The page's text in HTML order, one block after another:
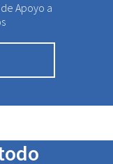
Apoyo a
a